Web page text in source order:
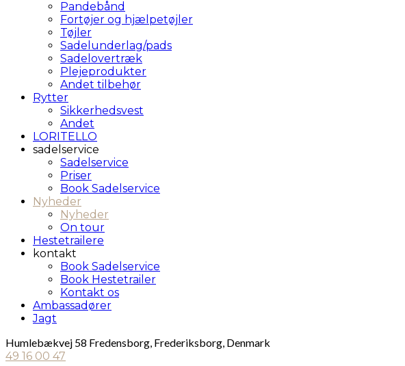
Pandebånd
Fortøjer og hjælpetøjler
Tøjler
Sadelunderlag/pads
Sadelovertræk
Plejeprodukter
Andet tilbehør
Rytter
Sikkerhedsvest
Andet
LORITELLO
sadelservice
Sadelservice
Priser
Book Sadelservice
Nyheder
Nyheder
On tour
Hestetrailere
kontakt
Book Sadelservice
Book Hestetrailer
Kontakt os
Ambassadører
Jagt
Humlebækvej 58 Fredensborg, Frederiksborg, Denmark
49 16 00 47